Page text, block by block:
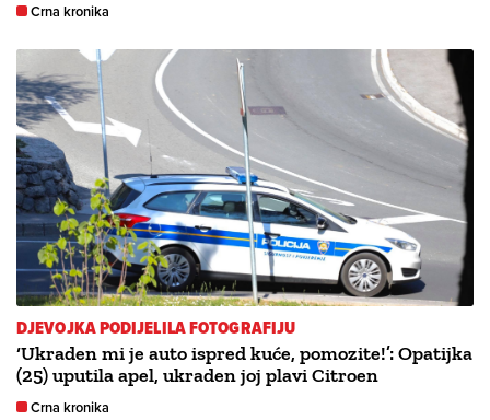
Crna kronika
DJEVOJKA PODIJELILA FOTOGRAFIJU
‘Ukraden mi je auto ispred kuće, pomozite!’: Opatijka
(25) uputila apel, ukraden joj plavi Citroen
Crna kronika